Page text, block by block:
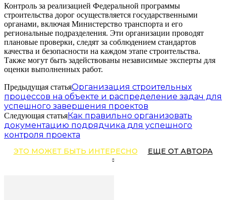
Контроль за реализацией Федеральной программы
строительства дорог осуществляется государственными
органами, включая Министерство транспорта и его
региональные подразделения. Эти организации проводят
плановые проверки, следят за соблюдением стандартов
качества и безопасности на каждом этапе строительства.
Также могут быть задействованы независимые эксперты для
оценки выполненных работ.
Предыдущая статьяОрганизация строительных
процессов на объекте и распределение задач для
успешного завершения проектов
Следующая статьяКак правильно организовать
документацию подрядчика для успешного
контроля проекта
ЭТО МОЖЕТ БЫТЬ ИНТЕРЕСНО ЕЩЕ ОТ АВТОРА